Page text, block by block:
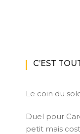
C’EST
Le coin du
Duel pour
petit mais